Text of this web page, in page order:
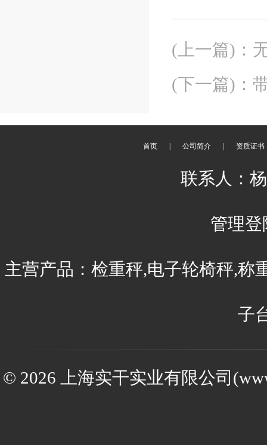
(上一篇) ：
(下一篇) ：
首页 公司简介 资质证书
联系人：
管理登
主营产品：检重秤,电子轮椅秤,称
子
© 2026 上海实干实业有限公司